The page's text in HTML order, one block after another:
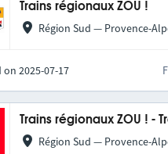
Trains régionaux ZOU !
Région Sud — Provence-
on 2025-07-17
Trains régionaux ZOU ! -
Région Sud — Provence-